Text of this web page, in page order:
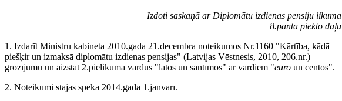
Izdoti saskaņā ar Diplomātu izdienas pensiju likuma
8.panta piekto daļu
1. Izdarīt Ministru kabineta 2010.gada 21.decembra noteikumos Nr.1160 "Kārtība, kādā
piešķir un izmaksā diplomātu izdienas pensijas" (Latvijas Vēstnesis, 2010, 206.nr.)
grozījumu un aizstāt 2.pielikumā vārdus "latos un santīmos" ar vārdiem "euro un centos".
2. Noteikumi stājas spēkā 2014.gada 1.janvārī.